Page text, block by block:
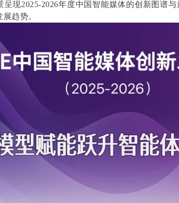
呈现2025-2026年度中国智能媒体的创新图谱
趋势。